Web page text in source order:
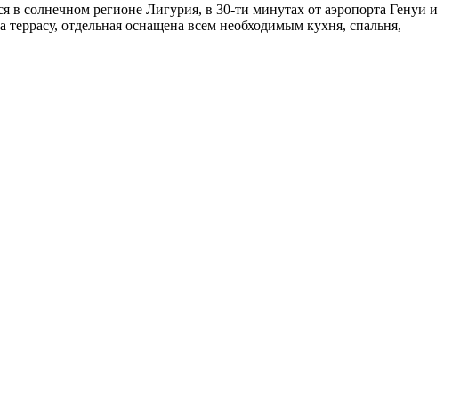
в солнечном регионе Лигурия, в 30-ти минутах от аэропорта Генуи и
отдельная оснащена всем необходимым кухня, спальня,